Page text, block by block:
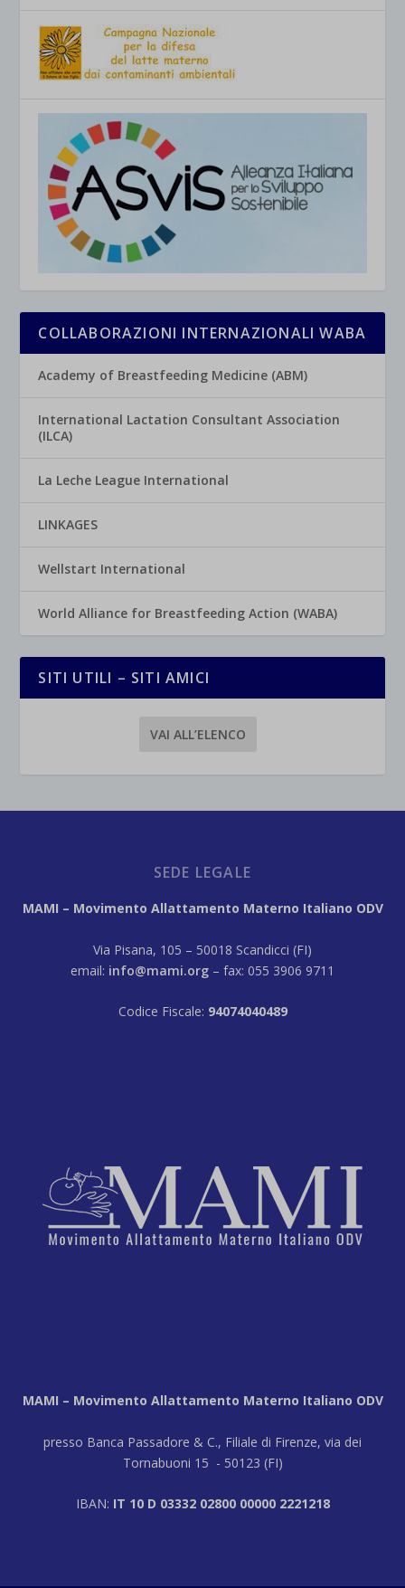
COLLABORAZIONI INTERNAZIONALI WABA
Academy of Breastfeeding Medicine (ABM)
International Lactation Consultant Association
(ILCA)
La Leche League International
LINKAGES
Wellstart International
World Alliance for Breastfeeding Action (WABA)
SITI UTILI – SITI AMICI
VAI ALL’ELENCO
SEDE LEGALE
MAMI – Movimento Allattamento Materno Italiano ODV
Via Pisana, 105 – 50018 Scandicci (FI)
email: info@mami.org – fax: 055 3906 9711
Codice Fiscale: 94074040489
MAMI – Movimento Allattamento Materno Italiano ODV
presso Banca Passadore & C., Filiale di Firenze, via dei
Tornabuoni 15 - 50123 (FI)
IBAN: IT 10 D 03332 02800 00000 2221218